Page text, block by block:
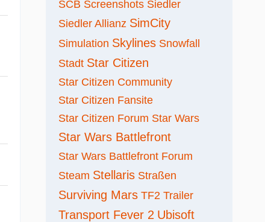
SCB Screenshots Siedler
Siedler Allianz SimCity
Simulation Skylines Snowfall
Stadt Star Citizen
Star Citizen Community
Star Citizen Fansite
Star Citizen Forum Star Wars
Star Wars Battlefront
Star Wars Battlefront Forum
Steam Stellaris Straßen
Surviving Mars TF2 Trailer
Transport Fever 2 Ubisoft